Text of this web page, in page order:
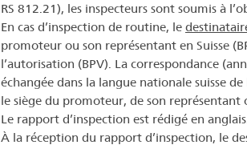
RS 812.21), les inspecteurs sont soumis à
En cas d’inspection de routine, le
promoteur ou son représentant en Suisse
l’autorisation (BPV). La correspondance
échangée dans la langue nationale suisse
le siège du promoteur, de son
Le rapport d’inspection est rédigé en
À la réception du rapport d’inspection, le